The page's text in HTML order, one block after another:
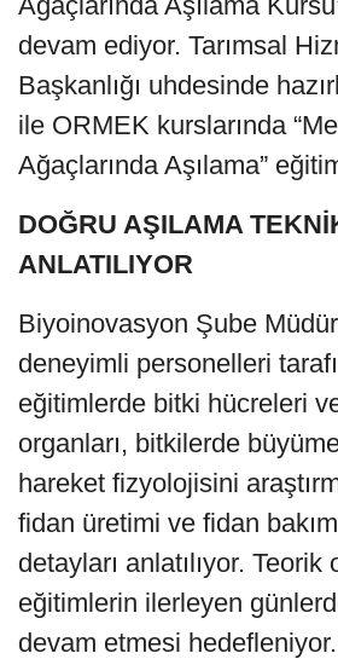
devam ediyor. Tarımsal
Başkanlığı uhdesinde
ile ORMEK kurslarında
Ağaçlarında Aşılama”
DOĞRU AŞILAMA
ANLATILIYOR
Biyoinovasyon Şube
deneyimli personelleri
eğitimlerde bitki hücreleri
organları, bitkilerde
hareket fizyolojisini
fidan üretimi ve fidan
detayları anlatılıyor.
eğitimlerin ilerleyen
devam etmesi hedefleniyor.